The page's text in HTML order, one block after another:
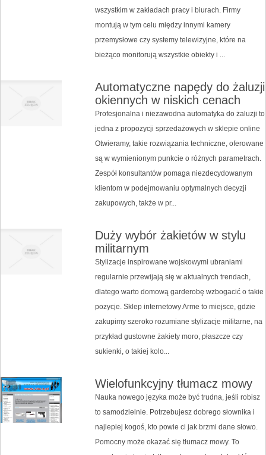
wszystkim w zakładach pracy i biurach. Firmy
montują w tym celu między innymi kamery
przemysłowe czy systemy telewizyjne, które na
bieżąco monitorują wszystkie obiekty i ...
Automatyczne napędy do żaluzji
okiennych w niskich cenach
Profesjonalna i niezawodna automatyka do żaluzji to
jedna z propozycji sprzedażowych w sklepie online
Otwieramy, takie rozwiązania techniczne, oferowane
są w wymienionym punkcie o różnych parametrach.
Zespół konsultantów pomaga niezdecydowanym
klientom w podejmowaniu optymalnych decyzji
zakupowych, także w pr...
Duży wybór żakietów w stylu
militarnym
Stylizacje inspirowane wojskowymi ubraniami
regularnie przewijają się w aktualnych trendach,
dlatego warto domową garderobę wzbogacić o takie
pozycje. Sklep internetowy Arme to miejsce, gdzie
zakupimy szeroko rozumiane stylizacje militarne, na
przykład gustowne żakiety moro, płaszcze czy
sukienki, o takiej kolo...
Wielofunkcyjny tłumacz mowy
Nauka nowego języka może być trudna, jeśli robisz
to samodzielnie. Potrzebujesz dobrego słownika i
najlepiej kogoś, kto powie ci jak brzmi dane słowo.
Pomocny może okazać się tłumacz mowy. To